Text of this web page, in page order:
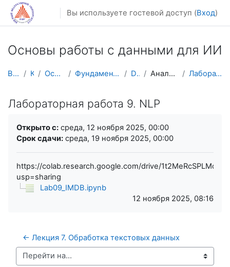
Перейти к основному содержанию
Вы используете гостевой доступ (Вход)
Основы работы с данными для ИИ
В начало Курсы Осенний семестр Фундаментальная информатика и ИТ DataSc101 Анализ данных в Python Лабораторная работа 9. NLP
Лабораторная работа 9. NLP
Открыто с: среда, 12 ноября 2025, 00:00
Срок сдачи: среда, 19 ноября 2025, 00:00
https://colab.research.google.com/drive/
usp=sharing
Lab09_IMDB.ipynb
12 ноября 2025, 08:16
← Лекция 7. Обработка текстовых данных
Перейти на...